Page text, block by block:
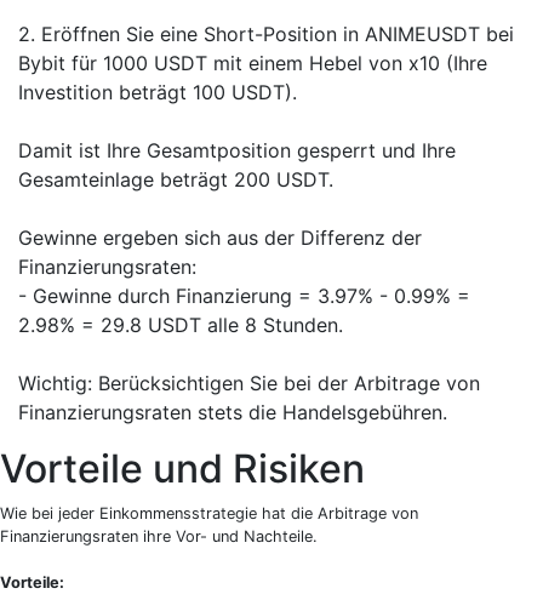
2. Eröffnen Sie eine Short-Position in ANIMEUSDT bei
Bybit für 1000 USDT mit einem Hebel von x10 (Ihre
Investition beträgt 100 USDT).
Damit ist Ihre Gesamtposition gesperrt und Ihre
Gesamteinlage beträgt 200 USDT.
Gewinne ergeben sich aus der Differenz der
Finanzierungsraten:
- Gewinne durch Finanzierung = 3.97% - 0.99% =
2.98% = 29.8 USDT alle 8 Stunden.
Wichtig: Berücksichtigen Sie bei der Arbitrage von
Finanzierungsraten stets die Handelsgebühren.
Vorteile und Risiken
Wie bei jeder Einkommensstrategie hat die Arbitrage von
Finanzierungsraten ihre Vor- und Nachteile.
Vorteile: